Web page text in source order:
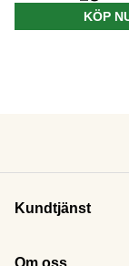
KÖP
Kundtjänst
Om oss